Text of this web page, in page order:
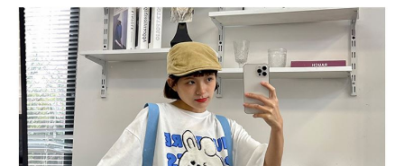
任。
４．使用「AFTEE先享後付」時，將依據個別帳號之用戶狀況，依本公司即
時審查核予不同之上限額度；若仍有額度不足之情形，本公司將視審查結果
請求用戶進行身份認證。
５．嚴禁一人註冊多個帳號或使用他人資訊註冊。若發現惡意使用之情形，
恩沛科技股份有限公司將有權停止該用戶之使用額度並採取法律行動。